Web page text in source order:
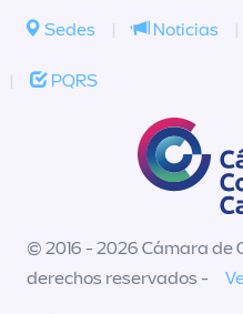
Sedes | Noticias |
| PQRS
© 2016 - 2026 Cámara de
derechos reservados -